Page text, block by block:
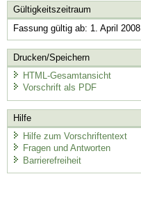
Gültigkeitszeitraum
Fassung gültig ab: 1. April 2008
Drucken/Speichern
HTML-Gesamtansicht
Vorschrift als PDF
Hilfe
Hilfe zum Vorschriftentext
Fragen und Antworten
Barrierefreiheit